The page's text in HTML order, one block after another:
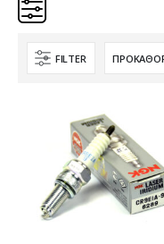
Κατηγορίες
Προϊόν Προέλευση
Aftermarket
FILTER